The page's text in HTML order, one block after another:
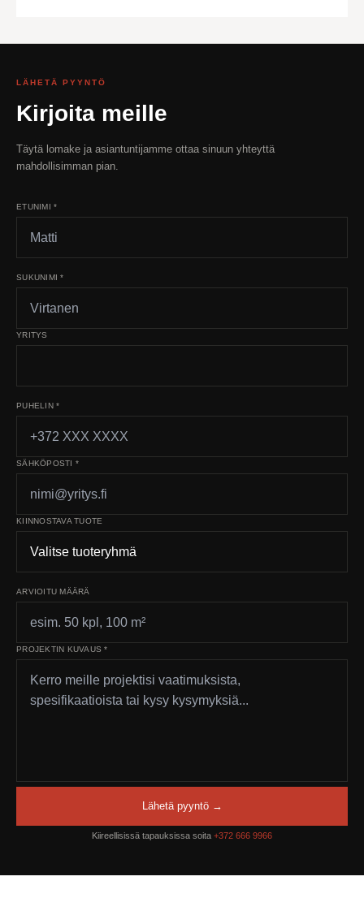
LÄHETÄ PYYNTÖ
Kirjoita meille
Täytä lomake ja asiantuntijamme ottaa sinuun yhteyttä
mahdollisimman pian.
ETUNIMI *
SUKUNIMI *
YRITYS
PUHELIN *
SÄHKÖPOSTI *
KIINNOSTAVA TUOTE
ARVIOITU MÄÄRÄ
PROJEKTIN KUVAUS *
Lähetä pyyntö →
Kiireellisissä tapauksissa soita +372 666 9966